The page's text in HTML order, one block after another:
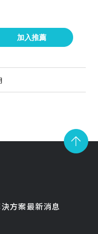
加入推薦
方案最新消息